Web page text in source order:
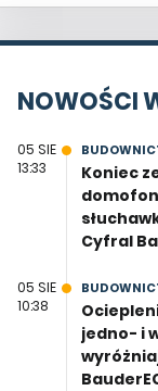
NOWOŚCI
05 SIE
13:33
Koniec
Cyfral
05 SIE
10:38
jedno- i